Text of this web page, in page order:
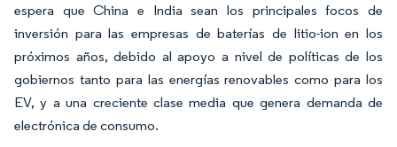
espera que China e India sean los principales focos de
inversión para las empresas de baterías de litio-ion en los
próximos años, debido al apoyo a nivel de políticas de los
gobiernos tanto para las energías renovables como para los
EV, y a una creciente clase media que genera demanda de
electrónica de consumo.